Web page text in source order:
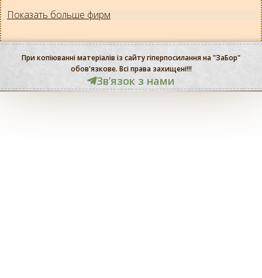
Показать больше фирм
При копіюванні матеріалів із сайту гіперпосилання на "ЗаБор"
обов'язкове. Всі права захищені!!!
Звʼязок з нами